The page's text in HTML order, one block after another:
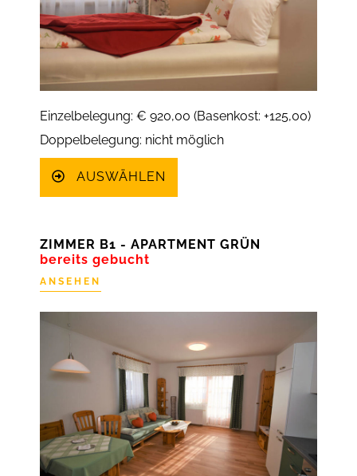
Einzelbelegung: € 920,00 (Basenkost: +125,00)
Doppelbelegung: nicht möglich
AUSWÄHLEN
ZIMMER B1 - APARTMENT GRÜN
bereits gebucht
ANSEHEN